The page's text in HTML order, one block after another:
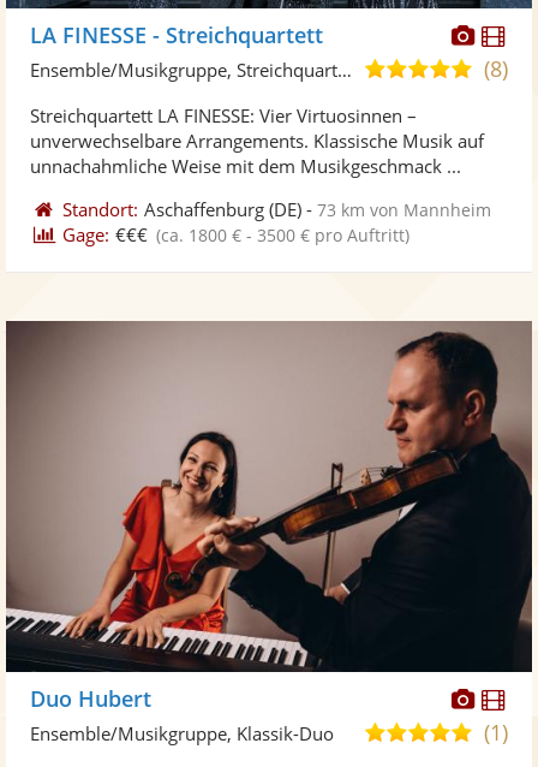
LA FINESSE - Streichquartett
5,0
5
(8)
Ensemble/Musikgruppe, Streichquartett
Streichquartett LA FINESSE: Vier Virtuosinnen –
unverwechselbare Arrangements. Klassische Musik auf
unnachahmliche Weise mit dem Musikgeschmack ...
Standort: Aschaffenburg (DE) -73 km von Mannheim
Gage: €€€ (ca. 1800 € - 3500 € pro Auftritt)
Duo Hubert
5,0(1)
Ensemble/Musikgruppe, Klassik-Duo